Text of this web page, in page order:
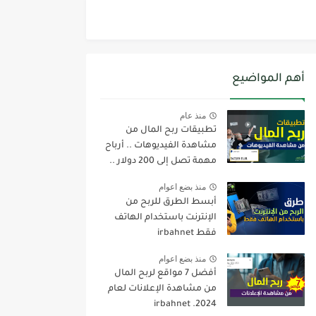
أهم المواضيع
منذ عام
تطبيقات ربح المال من
مشاهدة الفيديوهات .. أرباح
مهمة تصل إلى 200 دولار ..
منذ بضع اعوام
أبسط الطرق للربح من
الإنترنت باستخدام الهاتف
فقط irbahnet
منذ بضع اعوام
أفضل 7 مواقع لربح المال
من مشاهدة الإعلانات لعام
2024. irbahnet